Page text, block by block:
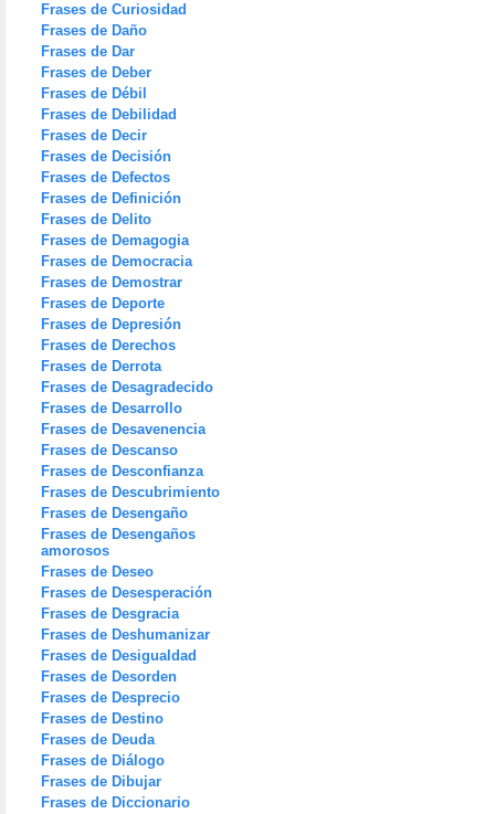
Frases de Curiosidad
Frases de Daño
Frases de Dar
Frases de Deber
Frases de Débil
Frases de Debilidad
Frases de Decir
Frases de Decisión
Frases de Defectos
Frases de Definición
Frases de Delito
Frases de Demagogia
Frases de Democracia
Frases de Demostrar
Frases de Deporte
Frases de Depresión
Frases de Derechos
Frases de Derrota
Frases de Desagradecido
Frases de Desarrollo
Frases de Desavenencia
Frases de Descanso
Frases de Desconfianza
Frases de Descubrimiento
Frases de Desengaño
Frases de Desengaños
amorosos
Frases de Deseo
Frases de Desesperación
Frases de Desgracia
Frases de Deshumanizar
Frases de Desigualdad
Frases de Desorden
Frases de Desprecio
Frases de Destino
Frases de Deuda
Frases de Diálogo
Frases de Dibujar
Frases de Diccionario